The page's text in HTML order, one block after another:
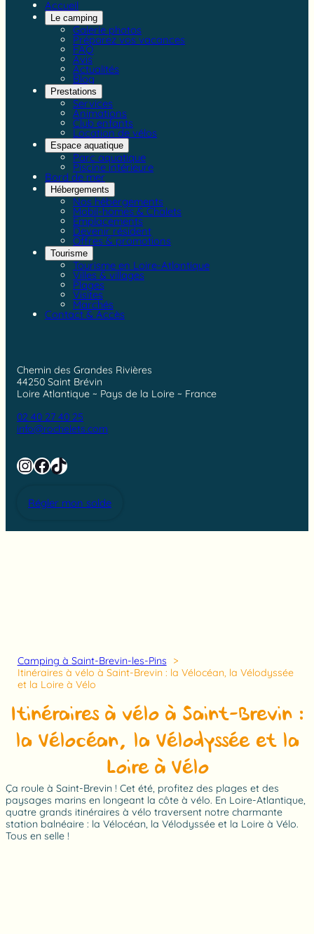
Accueil
Le camping
Galerie photos
Préparez vos vacances
FAQ
Avis
Actualités
Blog
Prestations
Services
Animations
Club enfants
Location de vélos
Espace aquatique
Parc aquatique
Piscine intérieure
Bord de mer
Hébergements
Nos hébergements
Mobil-homes & Chalets
Emplacements
Devenir résident
Offres & promotions
Tourisme
Tourisme en Loire-Atlantique
Villes & villages
Plages
Visites
Marchés
Contact & Accès
Chemin des Grandes Rivières
44250 Saint Brévin
Loire Atlantique ~ Pays de la Loire ~ France
02 40 27 40 25
info@rochelets.com
Instagram
Facebook
TikTok
Régler mon solde
Camping à Saint-Brevin-les-Pins
Itinéraires à vélo à Saint-Brevin : la Vélocéan, la Vélodyssée
et la Loire à Vélo
Itinéraires à vélo à Saint-Brevin :
la Vélocéan, la Vélodyssée et la
Loire à Vélo
Ça roule à Saint-Brevin ! Cet été, profitez des plages et des
paysages marins en longeant la côte à vélo. En Loire-Atlantique,
quatre grands itinéraires à vélo traversent notre charmante
station balnéaire : la Vélocéan, la Vélodyssée et la Loire à Vélo.
Tous en selle !